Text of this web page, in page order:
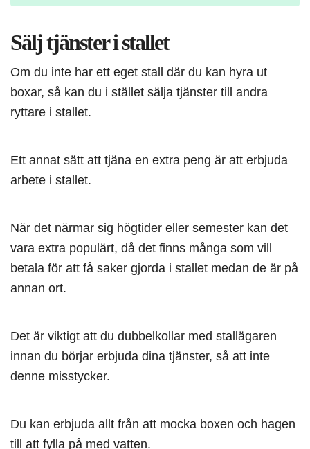
Sälj tjänster i stallet
Om du inte har ett eget stall där du kan hyra ut
boxar, så kan du i stället sälja tjänster till andra
ryttare i stallet.
Ett annat sätt att tjäna en extra peng är att erbjuda
arbete i stallet.
När det närmar sig högtider eller semester kan det
vara extra populärt, då det finns många som vill
betala för att få saker gjorda i stallet medan de är på
annan ort.
Det är viktigt att du dubbelkollar med stallägaren
innan du börjar erbjuda dina tjänster, så att inte
denne misstycker.
Du kan erbjuda allt från att mocka boxen och hagen
till att fylla på med vatten.